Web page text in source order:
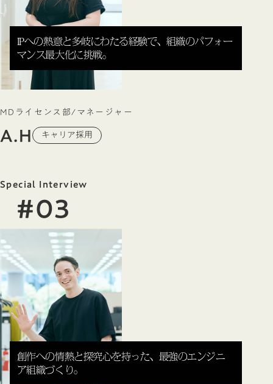
IPへの熱意と多岐にわたる経験で、組織のパフォー
マンス最大化に挑戦。
MDライセンス部/マネージャー
A.H キャリア採用
Special Interview
#03
創作への情熱と探究心を持った、最強のエンジニ
ア組織づくり。